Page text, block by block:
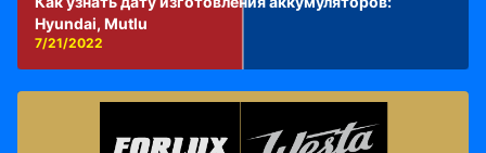
Hyundai, Mutlu
7/21/2022